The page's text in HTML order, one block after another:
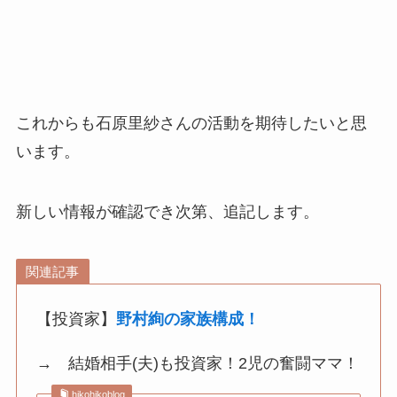
これからも石原里紗さんの活動を期待したいと思
います。
新しい情報が確認でき次第、追記します。
関連記事
【投資家】 野村絢の家族構成！
→ 結婚相手(夫)も投資家！2児の奮闘ママ！
hikohikoblog